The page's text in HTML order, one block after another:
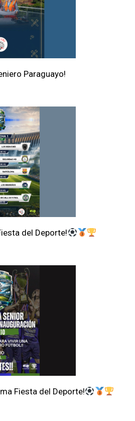
Paraguayo!
del Deporte!
Fiesta del Deporte!